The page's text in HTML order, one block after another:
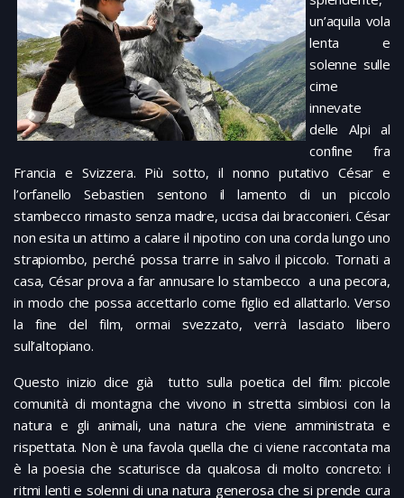
un’aquila vola
lenta e
solenne sulle
cime
innevate
delle Alpi al
confine fra
Francia e Svizzera. Più sotto, il nonno putativo César e
l’orfanello Sebastien sentono il lamento di un piccolo
stambecco rimasto senza madre, uccisa dai bracconieri. César
non esita un attimo a calare il nipotino con una corda lungo uno
strapiombo, perché possa trarre in salvo il piccolo. Tornati a
casa, César prova a far annusare lo stambecco a una pecora,
in modo che possa accettarlo come figlio ed allattarlo. Verso
la fine del film, ormai svezzato, verrà lasciato libero
sull’altopiano.
Questo inizio dice già tutto sulla poetica del film: piccole
comunità di montagna che vivono in stretta simbiosi con la
natura e gli animali, una natura che viene amministrata e
rispettata. Non è una favola quella che ci viene raccontata ma
è la poesia che scaturisce da qualcosa di molto concreto: i
ritmi lenti e solenni di una natura generosa che si prende cura